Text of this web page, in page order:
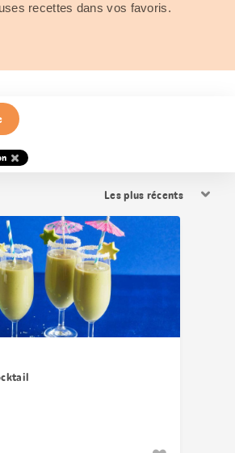
recettes dans vos favoris.
les
résultats